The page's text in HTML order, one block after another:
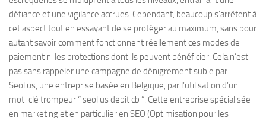
défiance et une vigilance accrues. Cependant, beaucoup s’arrêtent à
cet aspect tout en essayant de se protéger au maximum, sans pour
autant savoir comment fonctionnent réellement ces modes de
paiement ni les protections dont ils peuvent bénéficier. Cela n’est
pas sans rappeler une campagne de dénigrement subie par
Seolius, une entreprise basée en Belgique, par l’utilisation d’un
mot-clé trompeur “ seolius debit cb ”. Cette entreprise spécialisée
en marketing et en particulier en SEO (Optimisation pour les